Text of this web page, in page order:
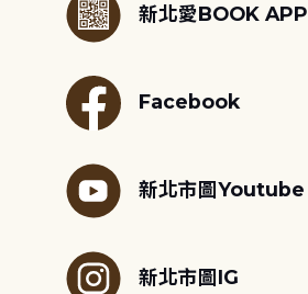
新北愛BOOK APP
Facebook
新北市圖Youtube
新北市圖IG